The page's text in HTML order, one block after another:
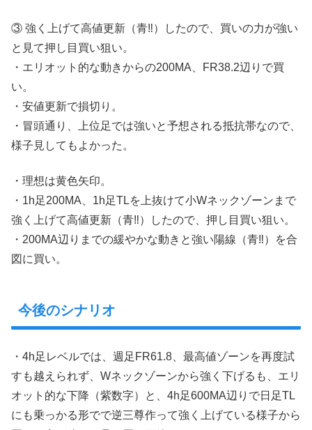
③ 強く上げて高値更新（青‼︎）したので、買いの力が強い
と見て押し目買い狙い。
・エリオット的な動きからの200MA、FR38.2辺りで買
い。
・安値更新で損切り。
・冒頭通り、上位足では強いと予想される抵抗帯なので、
様子見してもよかった。
・理想は黄色矢印。
・1h足200MA、1h足TLを上抜けて小Wネックゾーンまで
強く上げて高値更新（青‼︎）したので、押し目買い狙い。
・200MA辺りまでの緩やかな動きと強い陽線（青‼︎）を合
図に買い。
今後のシナリオ
・4h足レベルでは、週足FR61.8、最高値ゾーンを再度試
すも越えられず、Wネックゾーンから強く下げるも、エリ
オット的な下降（紫数字）と、4h足600MA辺りで日足TL
にも乗っかる形でで逆三尊作って強く上げている様子から